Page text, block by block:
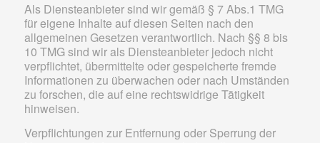
Als Diensteanbieter sind wir gemäß § 7 Abs.1 TMG
für eigene Inhalte auf diesen Seiten nach den
allgemeinen Gesetzen verantwortlich. Nach §§ 8 bis
10 TMG sind wir als Diensteanbieter jedoch nicht
verpflichtet, übermittelte oder gespeicherte fremde
Informationen zu überwachen oder nach Umständen
zu forschen, die auf eine rechtswidrige Tätigkeit
hinweisen.
Verpflichtungen zur Entfernung oder Sperrung der